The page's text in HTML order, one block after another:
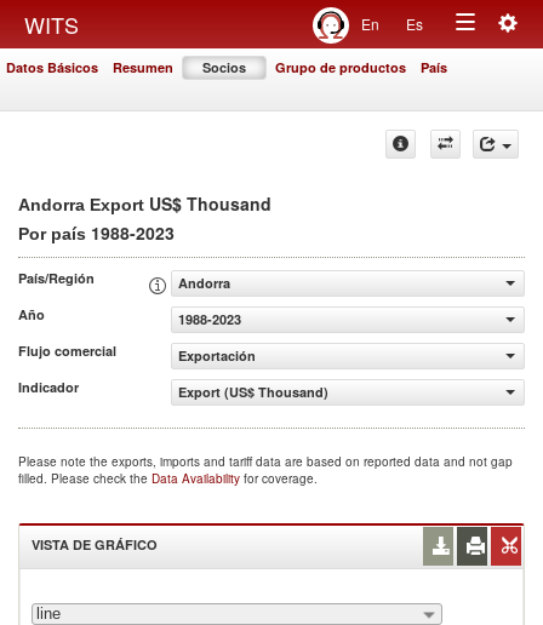
WITS En Es
Toggle
Datos Básicos Resumen Socios Grupo de productos País
Andorra Export US$ Thousand
Por país 1988-2023
País/Región
Andorra
Año
1988-2023
Flujo comercial
Exportación
Indicador
Export (US$ Thousand)
Please note the exports, imports and tariff data are based on reported data and not gap
filled. Please check the Data Availability for coverage.
VISTA DE GRÁFICO
line